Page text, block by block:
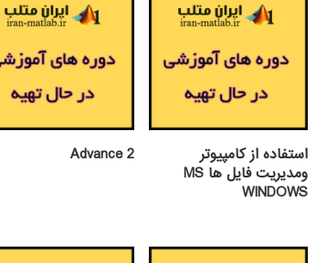
استفاده از كامپيوتر
ومديريت فايل ها MS
WINDOWS
Advance 2